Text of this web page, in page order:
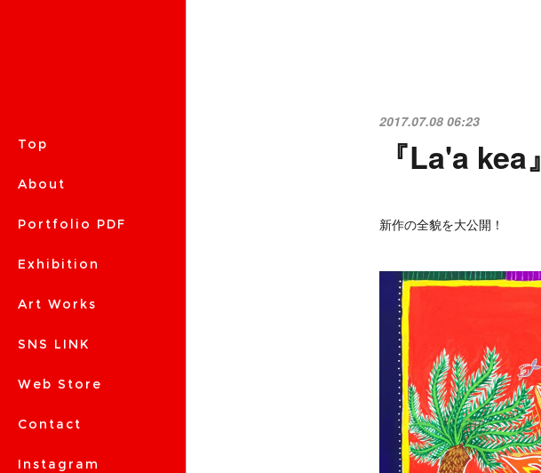
Top
About
Portfolio PDF
Exhibition
Art Works
SNS LINK
Web Store
Contact
Instagram
2017.07.08 06:23
『La'a kea』
新作の全貌を大公開！